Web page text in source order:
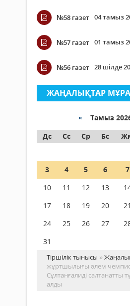
№58 газет 04 тамыз
№57 газет 01 тамыз
№56 газет 28 шілде
ЖАҢАЛЫҚТАР
« Тамыз
Дс
Сс Ср Бс
3
4 5 6 7
10
11 12 13
17
18 19 20 21
24
25 26 27
31
Тіршілік тынысы »
жұртшылығы әлем
Сұлтанғалиді салтанатты
алды